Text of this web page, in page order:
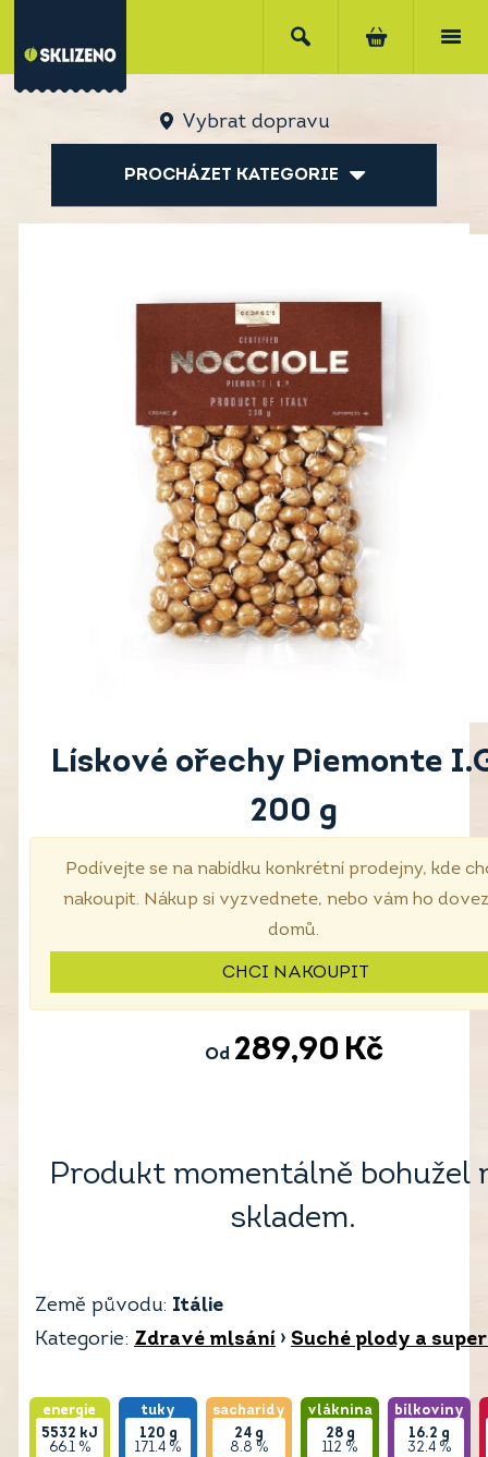
Vybrat dopravu
PROCHÁZET KATEGORIE
Lískové ořechy Piemonte
200 g
Podívejte se na nabídku konkrétní prodejny, kde
nakoupit. Nákup si vyzvednete, nebo vám ho
domů.
CHCI NAKOUPIT
Od 289,90 Kč
Produkt momentálně bohužel
skladem.
Země původu: Itálie
Kategorie: Zdravé mlsání › Suché plody a
energie
5532 kJ
66.1 %
tuky
120 g
171.4 %
sacharidy
24 g
8.8 %
vláknina
28 g
112 %
bílkoviny
16.2 g
32.4 %